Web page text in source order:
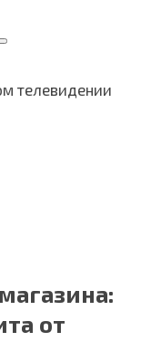
телевидении
от